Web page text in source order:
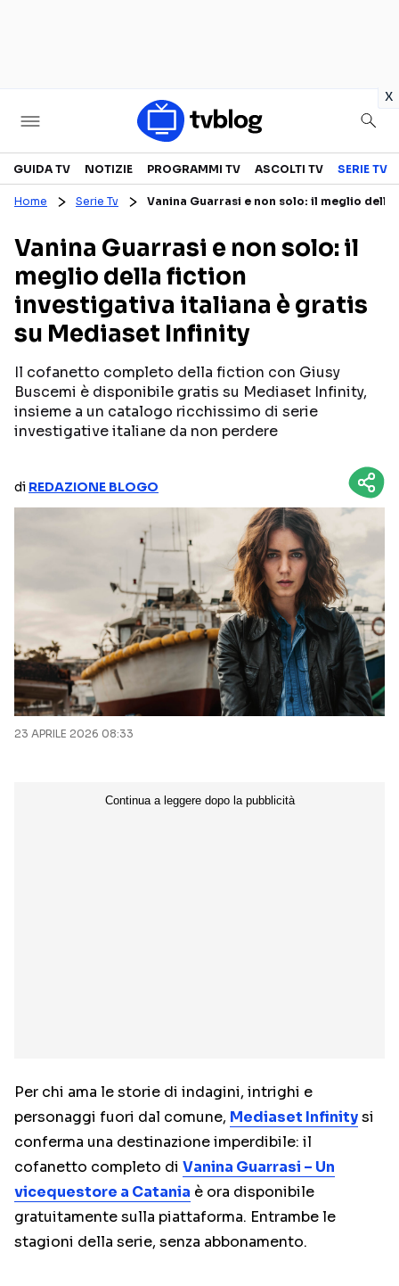
x
Televisione
CANALI TV
PROGRAMMI TV
PERSONAGGI TV
SERIE TV
REALITY SHOW
FICTION
Streaming
NETFLIX
DISNEY+
MEDIASET INFINITY
ANTEPRIME
RETROSCENA
INTERVISTE
RUBRICHE
GUIDA TV NOTIZIE PROGRAMMI TV ASCOLTI TV SERIE TV
Home Serie Tv Vanina Guarrasi e non solo: il meglio
Vanina Guarrasi e non solo: il
meglio della fiction
investigativa italiana è gratis
su Mediaset Infinity
Il cofanetto completo della fiction con Giusy
Buscemi è disponibile gratis su Mediaset Infinity,
insieme a un catalogo ricchissimo di serie
investigative italiane da non perdere
di REDAZIONE BLOGO
23 APRILE 2026 08:33
Per chi ama le storie di indagini, intrighi e
personaggi fuori dal comune, Mediaset Infinitysi
conferma una destinazione imperdibile: il
cofanetto completo di Vanina Guarrasi – Un
vicequestore a Catania è ora disponibile
gratuitamente sulla piattaforma. Entrambe le
stagioni della serie, senza abbonamento.